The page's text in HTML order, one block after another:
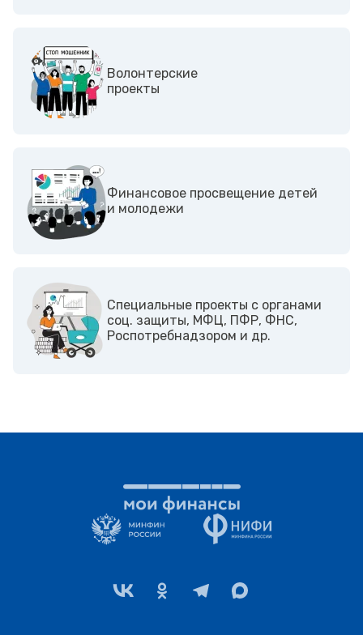
Волонтерские
проекты
Финансовое просвещение детей
и молодежи
Cпециальные проекты с органами
соц. защиты, МФЦ, ПФР, ФНС,
Роспотребнадзором и др.